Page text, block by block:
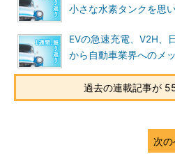
小さな水素タンクを思
EVの急速充電、V2H、
から自動車業界へのメ
過去の連載記事が
次